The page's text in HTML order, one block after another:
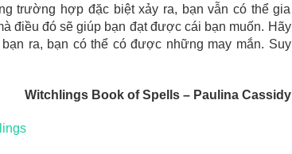
trường hợp đặc biệt xảy ra, bạn vẫn có thể gia
điều đó sẽ giúp bạn đạt được cái bạn muốn. Hãy
ra, bạn có thể có được những may mắn. Suy
WitchlingsBook of Spells – Paulina Cassidy